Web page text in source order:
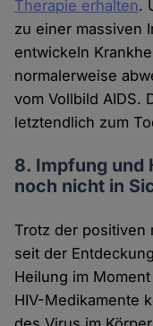
Therapie erhalten.
zu einer massiven
entwickeln
normalerweise
vom Vollbild AIDS.
letztendlich zum
8. Impfung und
noch nicht in
Trotz der positiven
seit der
Heilung im
HIV-Medikamente